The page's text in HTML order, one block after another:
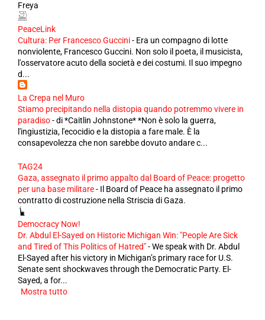
Freya
PeaceLink
Cultura: Per Francesco Guccini- Era un compagno di lotte
nonviolente, Francesco Guccini. Non solo il poeta, il musicista,
l'osservatore acuto della società e dei costumi. Il suo impegno
d...
La Crepa nel Muro
Stiamo precipitando nella distopia quando potremmo vivere in
paradiso-di *Caitlin Johnstone* *Non è solo la guerra,
l'ingiustizia, l'ecocidio e la distopia a fare male. È la
consapevolezza che non sarebbe dovuto andare c...
TAG24
Gaza, assegnato il primo appalto dal Board of Peace: progetto
per una base militare- Il Board of Peace ha assegnato il primo
contratto di costruzione nella Striscia di Gaza.
Democracy Now!
Dr. Abdul El-Sayed on Historic Michigan Win: "People Are Sick
and Tired of This Politics of Hatred"-We speak with Dr. Abdul
El-Sayed after his victory in Michigan’s primary race for U.S.
Senate sent shockwaves through the Democratic Party. El-
Sayed, a for...
Mostra tutto